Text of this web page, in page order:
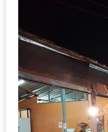
ไป
16
ร้าน
อร่อย